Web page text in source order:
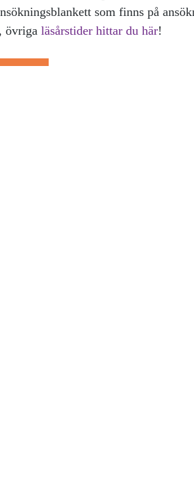
som finns på
övriga läsårstider hittar du här!